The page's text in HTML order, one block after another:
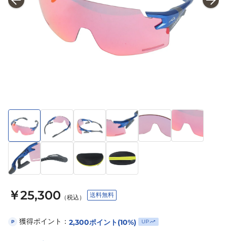
￥25,300 （税込） 送料無料
P 獲得ポイント： 2,300ポイント(10%) UP